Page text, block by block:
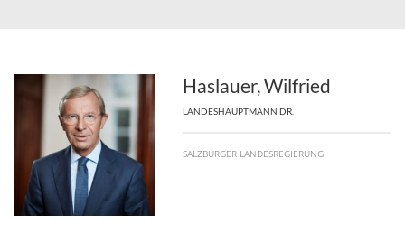
Haslauer, Wilfried
LANDESHAUPTMANN DR.
SALZBURGER LANDESREGIERUNG